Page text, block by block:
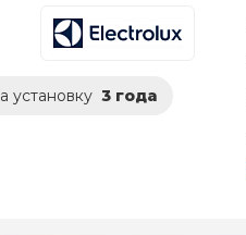
установку 3 года